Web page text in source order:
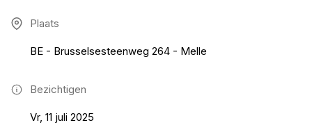
Plaats
BE - Brusselsesteenweg 264 - Melle
Bezichtigen
Vr, 11 juli 2025